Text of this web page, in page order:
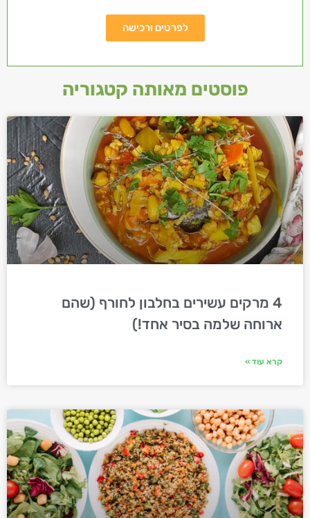
לפרטים ורכישה
פוסטים מאותה קטגוריה
4 מרקים עשירים בחלבון לחורף (שהם
ארוחה שלמה בסיר אחד!)
קרא עוד »